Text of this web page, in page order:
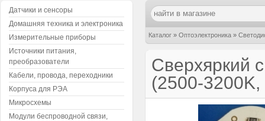
Каталог » Оптоэлектроника »
Сверхяркий
(2500-
Датчики и сенсоры
Домашняя техника и электроника
Измерительные приборы
Источники питания,
преобразователи
Кабели, провода, переходники
Корпуса для РЭА
Микросхемы
Модули беспроводной связи,